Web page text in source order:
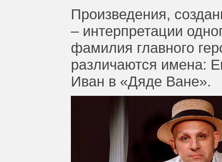
Произведения,
– интерпретации
фамилия главного
различаются имена:
Иван в «Дяде Ване».